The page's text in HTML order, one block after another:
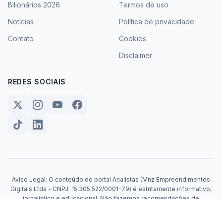
Bilionários 2026
Notícias
Contato
Termos de uso
Política de privacidade
Cookies
Disclaimer
REDES SOCIAIS
Aviso Legal: O conteúdo do portal Analistas (Mnz Empreendimentos
Digitais Ltda - CNPJ: 15.305.522/0001-79) é estritamente informativo,